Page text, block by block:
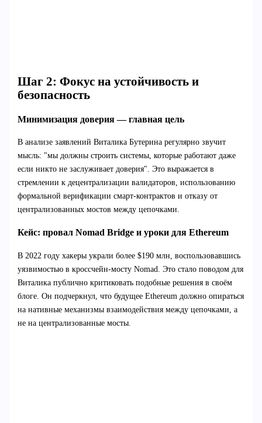
Шаг 2: Фокус на устойчивость и
безопасность
Минимизация доверия — главная цель
В анализе заявлений Виталика Бутерина регулярно звучит
мысль: "мы должны строить системы, которые работают даже
если никто не заслуживает доверия". Это выражается в
стремлении к децентрализации валидаторов, использованию
формальной верификации смарт-контрактов и отказу от
централизованных мостов между цепочками.
Кейс: провал Nomad Bridge и уроки для Ethereum
В 2022 году хакеры украли более $190 млн, воспользовавшись
уязвимостью в кроссчейн-мосту Nomad. Это стало поводом для
Виталика публично критиковать подобные решения в своём
блоге. Он подчеркнул, что будущее Ethereum должно опираться
на нативные механизмы взаимодействия между цепочками, а
не на централизованные мосты.